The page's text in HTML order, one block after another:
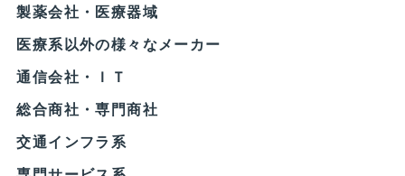
製薬会社・医療器域
医療系以外の様々なメーカー
通信会社・ＩＴ
総合商社・専門商社
交通インフラ系